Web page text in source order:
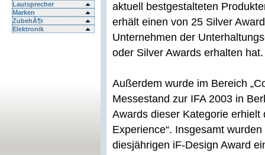
Lautsprecher
Marken
ZubehÃ¶r
Elektronik
aktuell bestgestalteten
erhält einen von 25 Silver
Unternehmen der
oder Silver Awards erhalten hat.
Außerdem wurde im Bereich
Messestand zur IFA 2003 in
Awards dieser Kategorie erhielt
Experience“. Insgesamt
diesjährigen iF-Design Award